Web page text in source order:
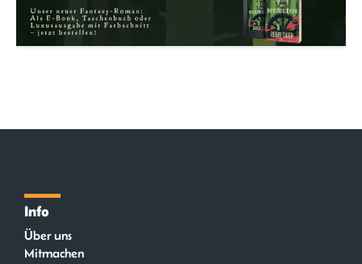
Info
Über uns
Mitmachen